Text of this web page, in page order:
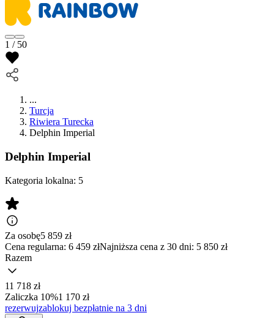
1 / 50
...
Turcja
Riwiera Turecka
Delphin Imperial
Delphin Imperial
Kategoria lokalna: 5
Za osobę5 859 zł
Cena regularna: 6 459 złNajniższa cena z 30 dni: 5 850 zł
Razem
11 718 zł
Zaliczka 10%1 170 zł
rezerwujzablokuj bezpłatnie na 3 dni